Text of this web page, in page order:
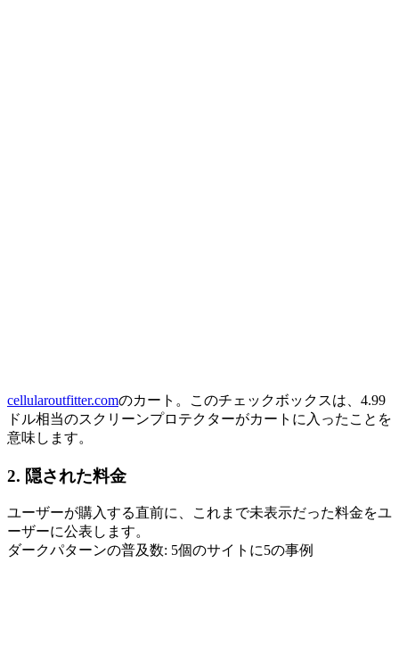
cellularoutfitter.comのカート。このチェックボックスは、4.99
ドル相当のスクリーンプロテクターがカートに入ったことを
意味します。
2. 隠された料金
ユーザーが購入する直前に、これまで未表示だった料金をユ
ーザーに公表します。
ダークパターンの普及数: 5個のサイトに5の事例